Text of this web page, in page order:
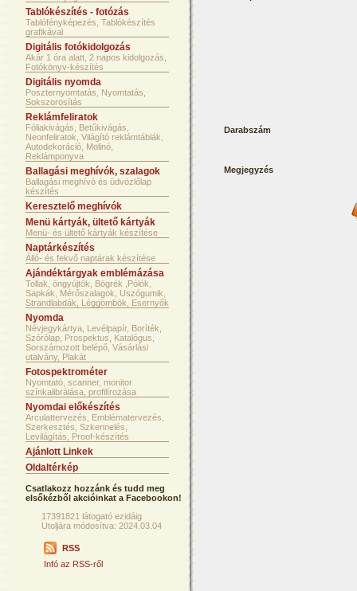
Tablókészítés - fotózás
Tablófényképezés, Tablókészítés
grafikával
Digitális fotókidolgozás
Akár 1 óra alatt, 2 napos kidolgozás,
Fotókönyv-készítés
Digitális nyomda
Poszternyomtatás, Nyomtatás,
Sokszorosítás
Reklámfeliratok
Fóliakivágás, Betűkivágás,
Neonfeliratok, Világító reklámtáblák,
Autodekoráció, Molinó,
Reklámponyva
Ballagási meghívók, szalagok
Ballagási meghívó és üdvözlőlap
készítés
Keresztelő meghívók
Menü kártyák, ültető kártyák
Menü- és ültető kártyák készítése
Naptárkészítés
Álló- és fekvő naptárak készítése
Ajándéktárgyak emblémázása
Tollak, öngyújtók, Bögrék ,Pólók,
Sapkák, Mérőszalagok, Uszógumik,
Strandlabdák, Léggömbök, Esernyők
Nyomda
Névjegykártya, Levélpapír, Boríték,
Szórólap, Prospektus, Katalógus,
Sorszámozott belépő, Vásárlási
utalvány, Plakát
Fotospektrométer
Nyomtató, scanner, monitor
színkalibrálása, profilírozása
Nyomdai előkészítés
Arculattervezés, Emblématervezés,
Szerkesztés, Szkennelés,
Levilágítás, Proof-készítés
Ajánlott Linkek
Oldaltérkép
Csatlakozz hozzánk és tudd meg
elsőkézből akcióinkat a Facebookon!
17391821 látogató ezidáig
Utoljára módosítva: 2024.03.04
RSS
Infó az RSS-ről
Darabszám
Megjegyzés